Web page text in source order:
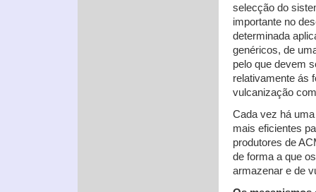
selecção do
importante no
determinada
genéricos, de
pelo que devem
relativamente ás
vulcanização
Cada vez há
mais eficientes
produtores de
de forma a que
armazenar e de